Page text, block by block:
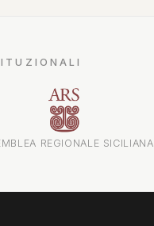
REGIONALE SICILIANA